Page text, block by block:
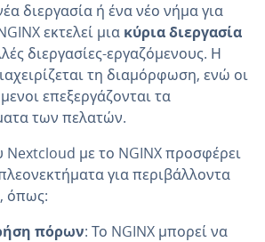
διεργασία ή ένα νέο νήμα για
εκτελεί μια κύρια διεργασία
διεργασίες-εργαζόμενους. Η
τη διαμόρφωση, ενώ οι
επεξεργάζονται τα
των πελατών.
με το NGINX προσφέρει
για περιβάλλοντα
όπως:
πόρων: Το NGINX μπορεί να